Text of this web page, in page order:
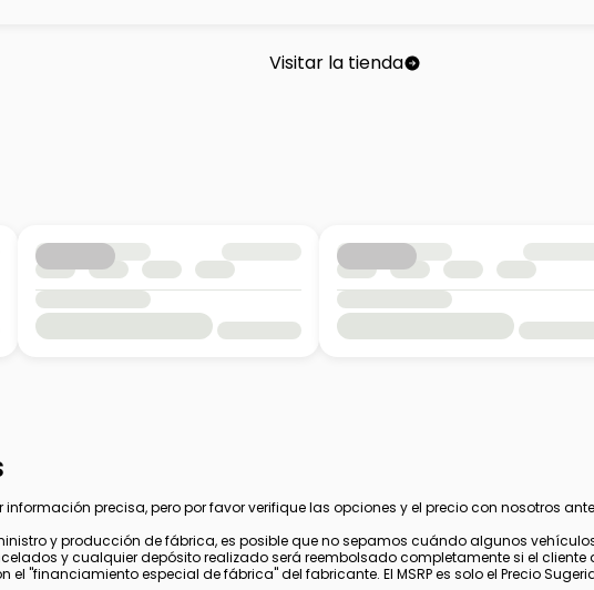
Visitar la tienda
precisa, pero por favor verifique las opciones y el precio con nosotros
y producción de fábrica, es posible que no sepamos cuándo algunos
y cualquier depósito realizado será reembolsado completamente si el
"financiamiento especial de fábrica" del fabricante. El MSRP es solo el Precio